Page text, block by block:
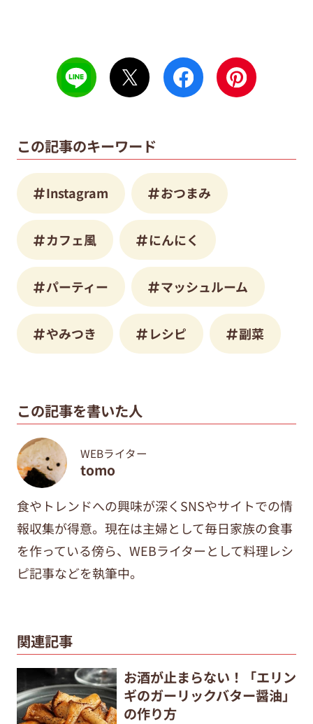
この記事のキーワード
Instagram おつまみ
カフェ風 にんにく
パーティー マッシュルーム
やみつき レシピ 副菜
この記事を書いた人
WEBライター
tomo
食やトレンドへの興味が深くSNSやサイトでの情
報収集が得意。現在は主婦として毎日家族の食事
を作っている傍ら、WEBライターとして料理レシ
ピ記事などを執筆中。
関連記事
お酒が止まらない！「エリン
ギのガーリックバター醤油」
の作り方